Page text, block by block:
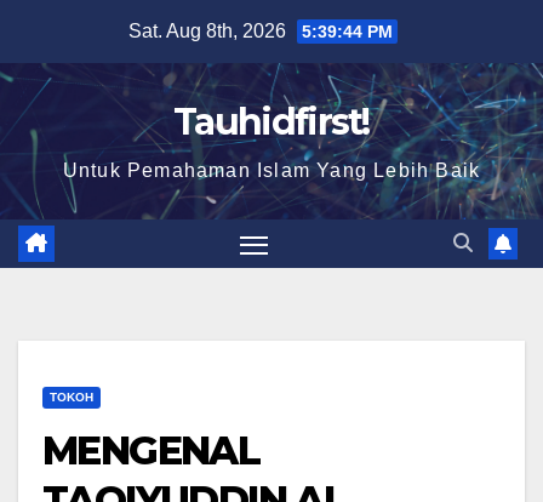
content
Sat. Aug 8th, 2026 5:39:45 PM
Tauhidfirst!
Untuk Pemahaman Islam Yang Lebih Baik
TOKOH
MENGENAL